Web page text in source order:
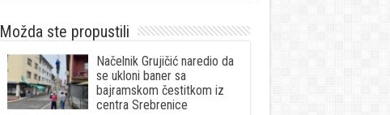
Možda ste propustili
Načelnik Grujičić naredio da
se ukloni baner sa
bajramskom čestitkom iz
centra Srebrenice